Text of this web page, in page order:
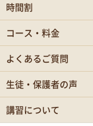
時間割
コース・料金
よくあるご質問
生徒・保護者の声
講習について